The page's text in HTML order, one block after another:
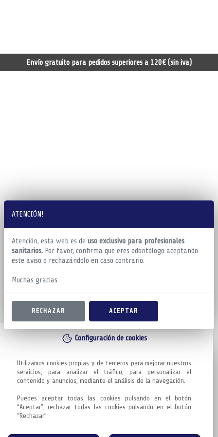
ATENCIÓN!
Atención, esta web es de uso exclusivo para profesionales
sanitarios. Por favor, confirma que eres odontólogo aceptando
este aviso o rechazándolo en caso contrario.
Muchas gracias.
RECHAZAR ACEPTAR
Configuración de cookies
Utilizamos cookies propias y de terceros para mejorar nuestros
servicios, para analizar el tráfico, para personalizar el
contenido y anuncios, mediante el análisis de la navegación.
Puedes aceptar todas las cookies pulsando en el botón
“Aceptar”, rechazar todas las cookies pulsando en el botón
“Rechazar”
Envío gratuito para pedidos superiores a 120€ (sin iva)